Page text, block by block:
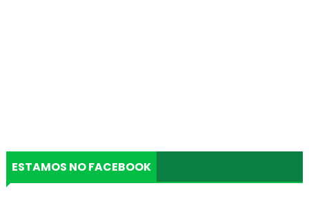
ESTAMOS NO FACEBOOK